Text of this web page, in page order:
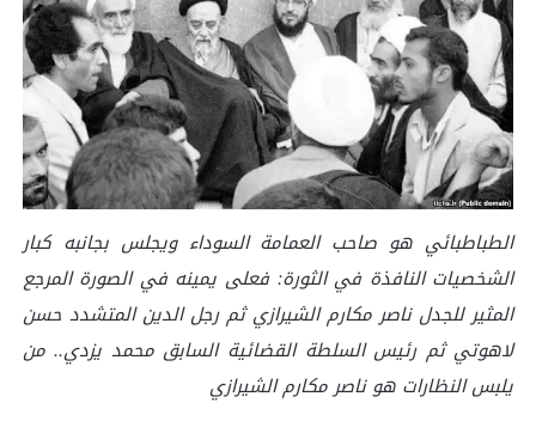
الطباطبائي هو صاحب العمامة السوداء ويجلس بجانبه كبار
الشخصيات النافذة في الثورة: فعلى يمينه في الصورة المرجع
المثير للجدل ناصر مكارم الشيرازي ثم رجل الدين المتشدد حسن
لاهوتي ثم رئيس السلطة القضائية السابق محمد يزدي.. من
يلبس النظارات هو ناصر مكارم الشيرازي